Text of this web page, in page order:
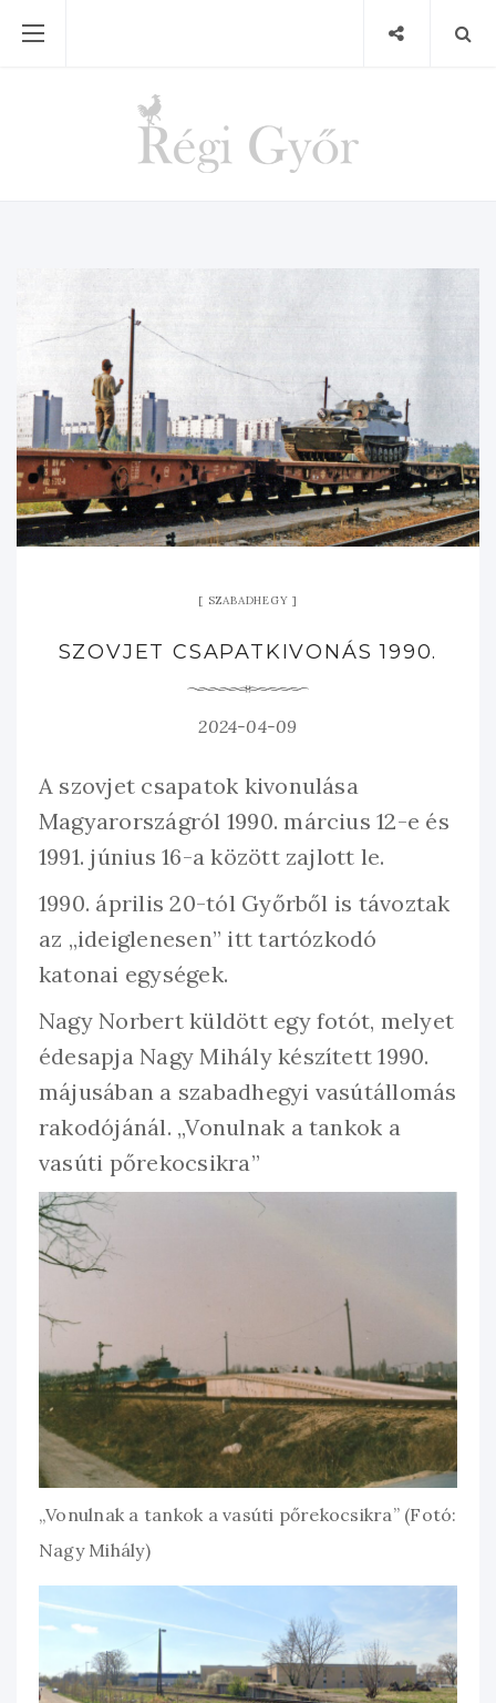
SZABADHEGY
SZOVJET CSAPATKIVONÁS 1990.
2024-04-09
A szovjet csapatok kivonulása
Magyarországról 1990. március 12-e és
1991. június 16-a között zajlott le.
1990. április 20-tól Győrből is távoztak
az „ideiglenesen” itt tartózkodó
katonai egységek.
Nagy Norbert küldött egy fotót, melyet
édesapja Nagy Mihály készített 1990.
májusában a szabadhegyi vasútállomás
rakodójánál. „Vonulnak a tankok a
vasúti pőrekocsikra”
„Vonulnak a tankok a vasúti pőrekocsikra” (Fotó:
Nagy Mihály)